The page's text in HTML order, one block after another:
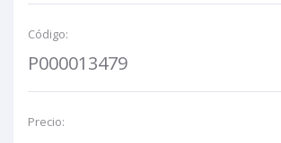
Código:
P000013479
Precio: